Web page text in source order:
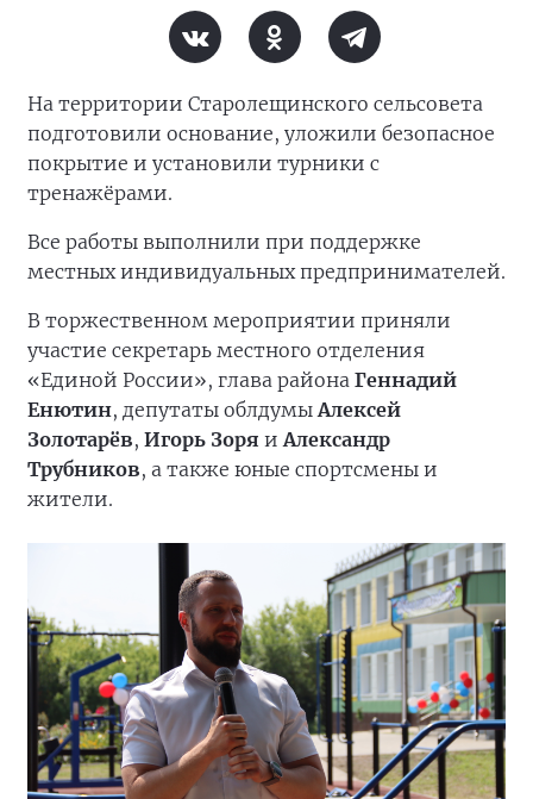
На территории Старолещинского сельсовета
подготовили основание, уложили безопасное
покрытие и установили турники с
тренажёрами.
Все работы выполнили при поддержке
местных индивидуальных предпринимателей.
В торжественном мероприятии приняли
участие секретарь местного отделения
«Единой России», глава района Геннадий
Енютин, депутаты облдумыАлексей
Золотарёв, Игорь Зоря иАлександр
Трубников, а также юные спортсмены и
жители.